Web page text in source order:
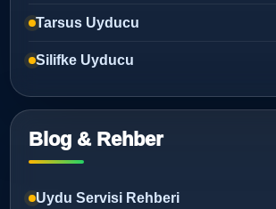
Tarsus Uyducu
Silifke Uyducu
Blog & Rehber
Uydu Servisi Rehberi